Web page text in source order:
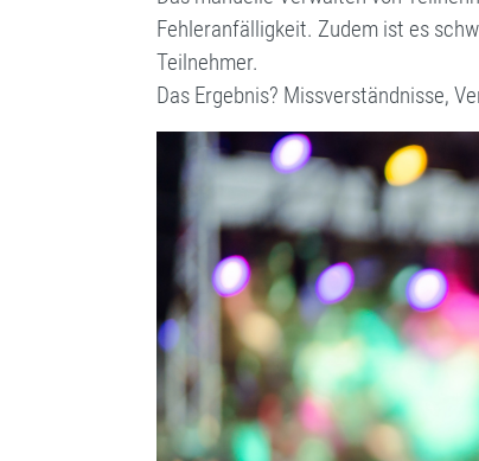
Fehleranfälligkeit. Zudem ist es
Teilnehmer.
Das Ergebnis? Missverständnisse,